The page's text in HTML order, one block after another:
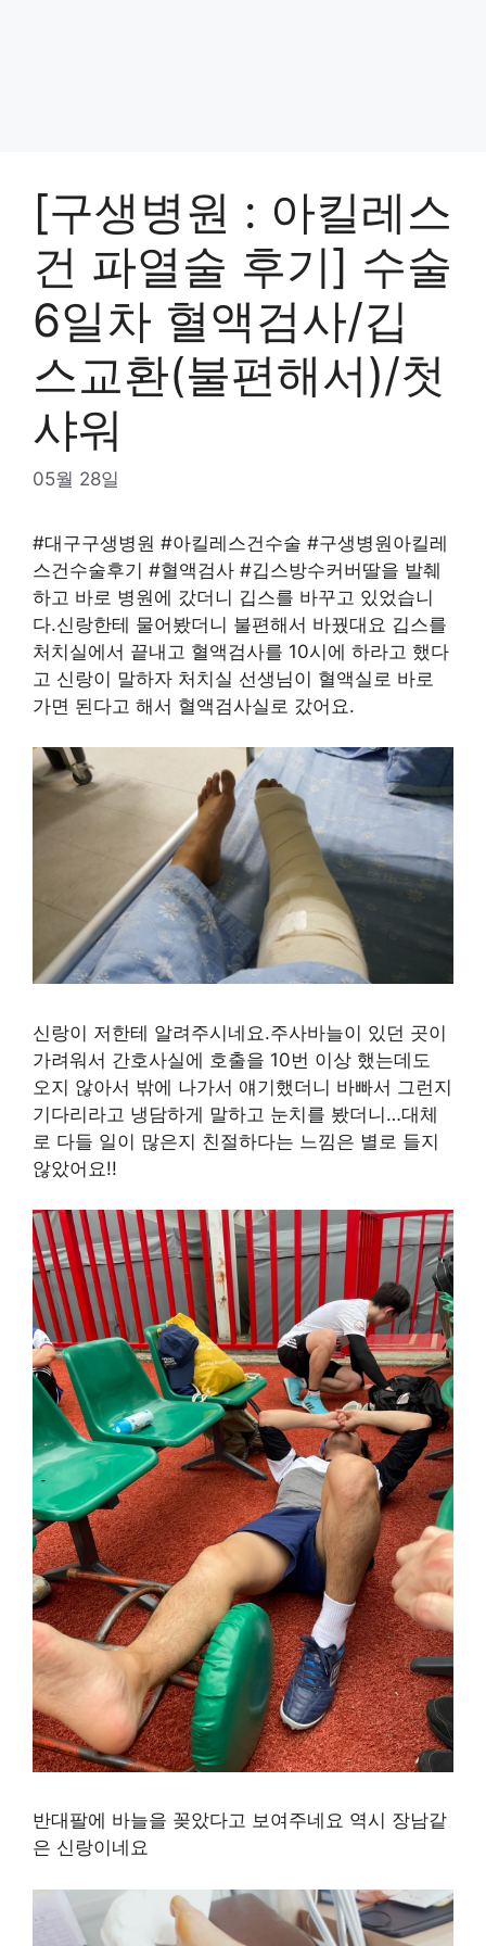
[구생병원 : 아킬레스
건 파열술 후기] 수술
6일차 혈액검사/깁
스교환(불편해서)/첫
샤워
05월 28일
#대구구생병원 #아킬레스건수술 #구생병원아킬레
스건수술후기 #혈액검사 #깁스방수커버딸을 발췌
하고 바로 병원에 갔더니 깁스를 바꾸고 있었습니
다.신랑한테 물어봤더니 불편해서 바꿨대요 깁스를
처치실에서 끝내고 혈액검사를 10시에 하라고 했다
고 신랑이 말하자 처치실 선생님이 혈액실로 바로
가면 된다고 해서 혈액검사실로 갔어요.
신랑이 저한테 알려주시네요.주사바늘이 있던 곳이
가려워서 간호사실에 호출을 10번 이상 했는데도
오지 않아서 밖에 나가서 얘기했더니 바빠서 그런지
기다리라고 냉담하게 말하고 눈치를 봤더니…대체
로 다들 일이 많은지 친절하다는 느낌은 별로 들지
않았어요!!
반대팔에 바늘을 꽂았다고 보여주네요 역시 장남같
은 신랑이네요